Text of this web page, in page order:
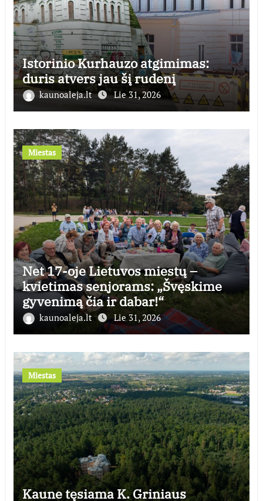
Istorinio Kurhauzo atgimimas:
duris atvers jau šį rudenį
kaunoaleja.lt Lie 31, 2026
Miestas
Net 17-oje Lietuvos miestų –
kvietimas senjorams: „Švęskime
gyvenimą čia ir dabar!“
kaunoaleja.lt Lie 31, 2026
Miestas
Kaune tęsiama K. Griniaus